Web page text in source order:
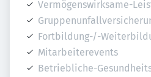
Vermögenswirksame-
Fortbildung-/-
Mitarbeiterevents
Betriebliche-